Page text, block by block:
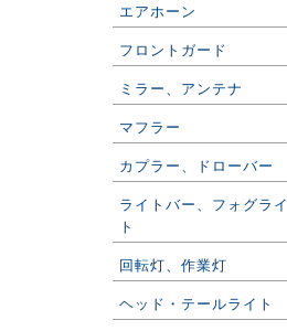
エアホーン
フロントガード
ミラー、アンテナ
マフラー
カプラー、ドローバー
ライトバー、フォグライ
ト
回転灯、作業灯
ヘッド・テールライト